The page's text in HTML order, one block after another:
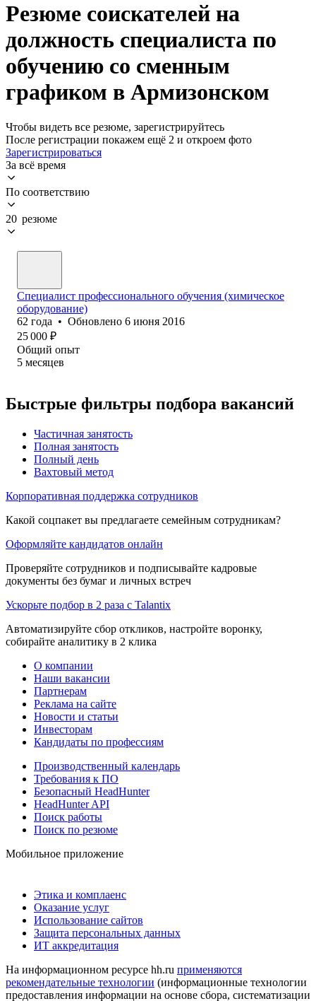
Резюме соискателей на
должность специалиста по
обучению со сменным
графиком в Армизонском
Чтобы видеть все резюме, зарегистрируйтесь
После регистрации покажем ещё 2 и откроем фото
Зарегистрироваться
За всё время
По соответствию
20 резюме
Специалист профессионального обучения (химическое
оборудование)
62 года • Обновлено 6 июня 2016
25 000 ₽
Общий опыт
5 месяцев
Быстрые фильтры подбора вакансий
Частичная занятость
Полная занятость
Полный день
Вахтовый метод
Корпоративная поддержка сотрудников
Какой соцпакет вы предлагаете семейным сотрудникам?
Оформляйте кандидатов онлайн
Проверяйте сотрудников и подписывайте кадровые
документы без бумаг и личных встреч
Ускорьте подбор в 2 раза с Talantix
Автоматизируйте сбор откликов, настройте воронку,
собирайте аналитику в 2 клика
О компании
Наши вакансии
Партнерам
Реклама на сайте
Новости и статьи
Инвесторам
Кандидаты по профессиям
Производственный календарь
Требования к ПО
Безопасный HeadHunter
HeadHunter API
Поиск работы
Поиск по резюме
Мобильное приложение
Этика и комплаенс
Оказание услуг
Использование сайтов
Защита персональных данных
ИТ аккредитация
На информационном ресурсе hh.ru применяются
рекомендательные технологии (информационные технологии
предоставления информации на основе сбора, систематизации